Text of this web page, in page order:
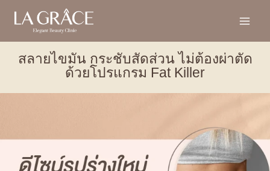
สลายไขมัน กระชับสัดส่วน ไม่ต้องผ่าตัด
ด้วยโปรแกรม Fat Killer